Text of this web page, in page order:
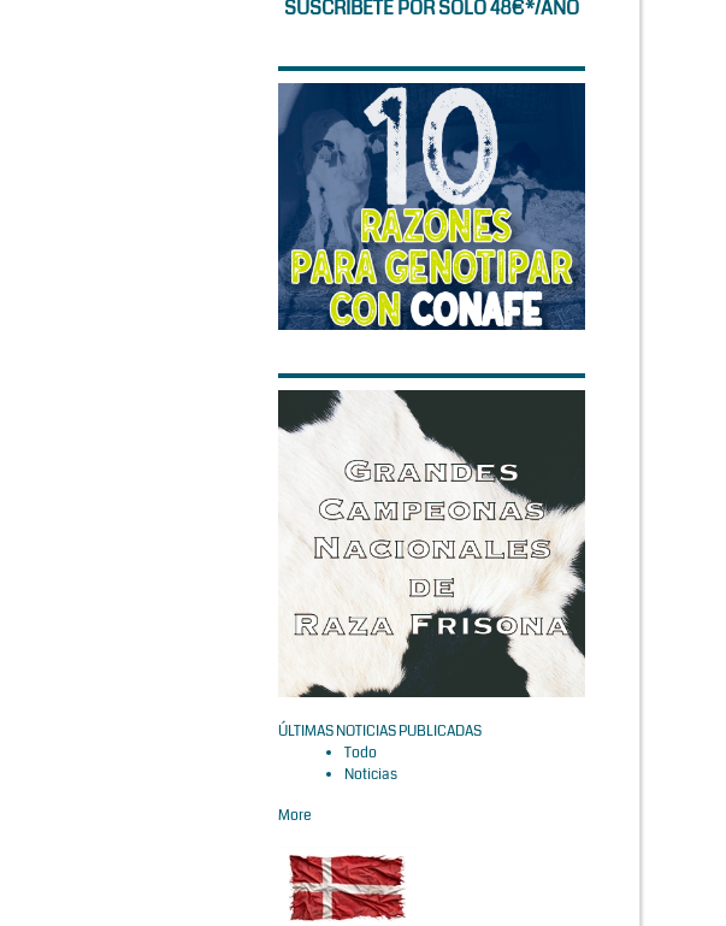
SUSCRÍBETE POR SOLO 48€*/AÑO
ÚLTIMAS NOTICIAS PUBLICADAS
Todo
Noticias
More